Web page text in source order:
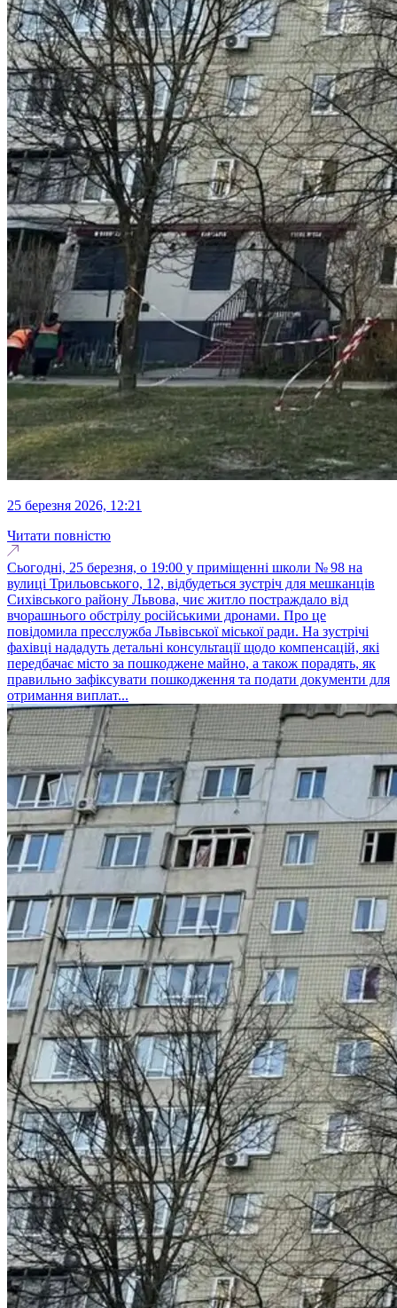
25 березня 2026, 12:21
Читати повністю
Сьогодні, 25 березня, о 19:00 у приміщенні школи № 98 на
вулиці Трильовського, 12, відбудеться зустріч для мешканців
Сихівського району Львова, чиє житло постраждало від
вчорашнього обстрілу російськими дронами. Про це
повідомила пресслужба Львівської міської ради. На зустрічі
фахівці нададуть детальні консультації щодо компенсацій, які
передбачає місто за пошкоджене майно, а також порадять, як
правильно зафіксувати пошкодження та подати документи для
отримання виплат...